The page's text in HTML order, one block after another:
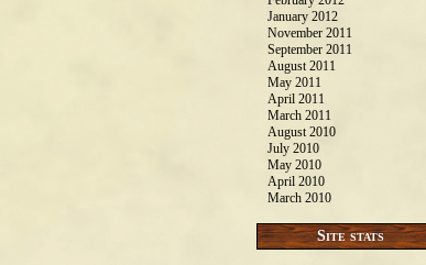
January 2012
November 2011
September 2011
August 2011
May 2011
April 2011
March 2011
August 2010
July 2010
May 2010
April 2010
March 2010
Site stats